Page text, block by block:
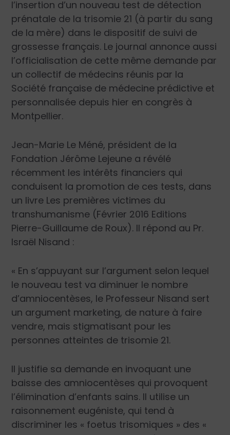
l’insertion d’un nouveau test de détection
prénatale de la trisomie 21 (à partir du sang
de la mère) dans le dispositif de suivi de
grossesse français. Le journal annonce aussi
l’officialisation de cette même demande par
un collectif de médecins réunis par la
Société française de médecine prédictive et
personnalisée depuis hier en congrès à
Montpellier.
Jean-Marie Le Méné, président de la
Fondation Jérôme Lejeune a révélé
récemment les intérêts financiers qui
conduisent la promotion de ces tests, dans
un livre Les premières victimes du
transhumanisme (Février 2016 Editions
Pierre-Guillaume de Roux). Il répond au Pr.
Israël Nisand :
« En s’appuyant sur l’argument selon lequel
le nouveau test va diminuer le nombre
d’amniocentèses, le Professeur Nisand sert
un argument marketing, de nature à faire
vendre, mais stigmatisant pour les
personnes atteintes de trisomie 21.
Il justifie sa demande en invoquant une
baisse des amniocentèses qui provoquent
l’élimination d’enfants sains. Il utilise un
raisonnement eugéniste, qui tend à
discriminer les « foetus trisomiques » des «